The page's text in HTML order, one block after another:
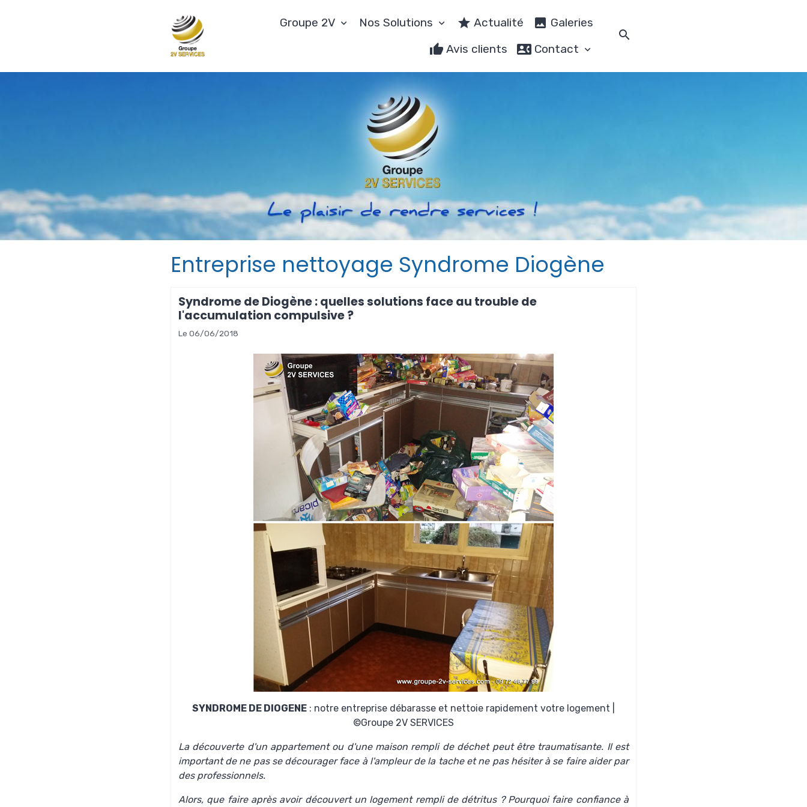
Groupe 2V Nos Solutions Actualité
Galeries
Avis clients
Contact
Entreprise nettoyage Syndrome Diogène
Syndrome de Diogène : quelles solutions face au trouble de
l'accumulation compulsive ?
Le 06/06/2018
SYNDROME DE DIOGENE: notre entreprise débarasse et nettoie rapidement votre logement |
©Groupe 2V SERVICES
La découverte d'un appartement ou d'une maison rempli de déchet peut être traumatisante. Il est
important de ne pas se décourager face à l'ampleur de la tache et ne pas hésiter à se faire aider par
des professionnels.
Alors, que faire après avoir découvert un logement rempli de détritus ? Pourquoi faire confiance à